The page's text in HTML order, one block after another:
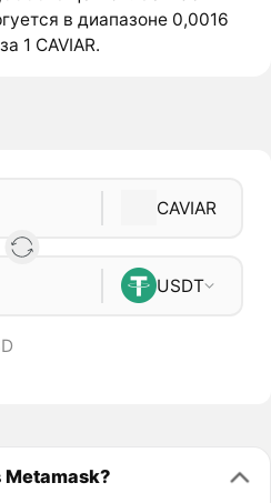
в диапазоне 0,0016
1 CAVIAR.
CAVIAR
USDT
Metamask?